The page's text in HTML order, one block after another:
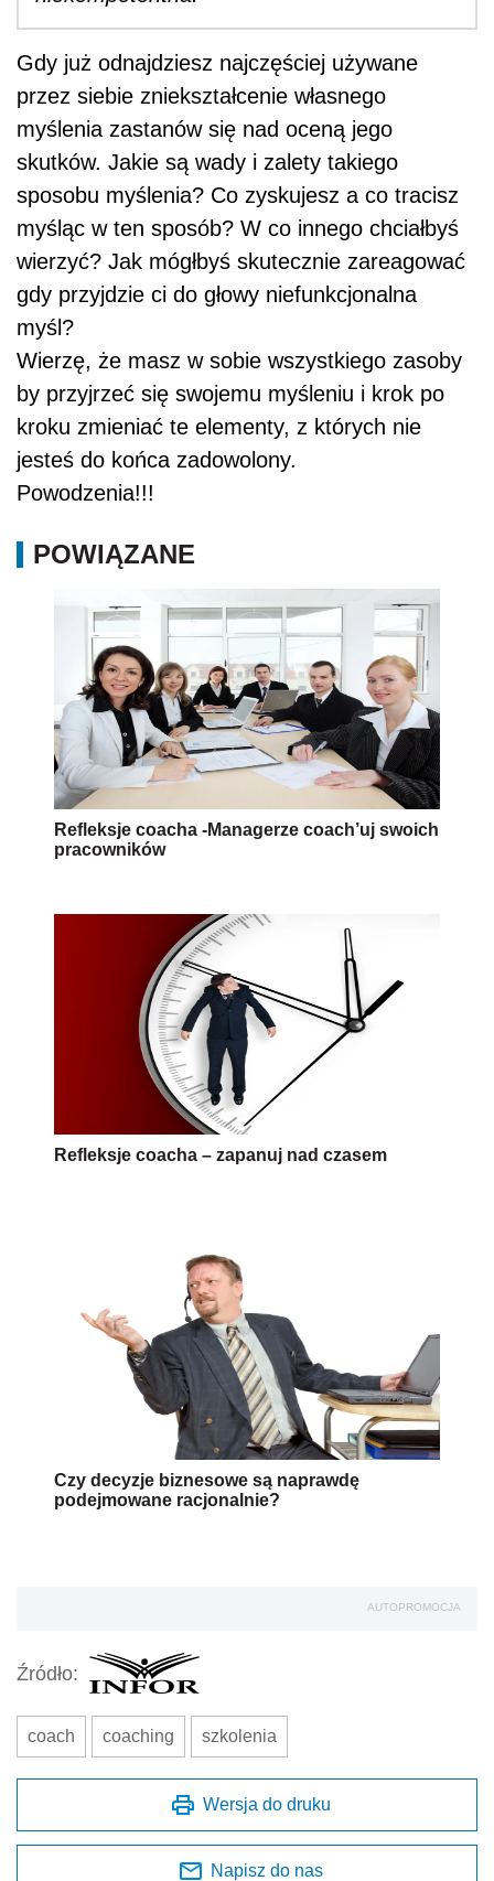
Gdy już odnajdziesz najczęściej używane
przez siebie zniekształcenie własnego
myślenia zastanów się nad oceną jego
skutków. Jakie są wady i zalety takiego
sposobu myślenia? Co zyskujesz a co tracisz
myśląc w ten sposób? W co innego chciałbyś
wierzyć? Jak mógłbyś skutecznie zareagować
gdy przyjdzie ci do głowy niefunkcjonalna
myśl?
Wierzę, że masz w sobie wszystkiego zasoby
by przyjrzeć się swojemu myśleniu i krok po
kroku zmieniać te elementy, z których nie
jesteś do końca zadowolony.
Powodzenia!!!
POWIĄZANE
Refleksje coacha -Managerze coach’uj swoich
pracowników
Refleksje coacha – zapanuj nad czasem
Czy decyzje biznesowe są naprawdę
podejmowane racjonalnie?
AUTOPROMOCJA
Źródło:
coach coaching szkolenia
Wersja do druku
Napisz do nas